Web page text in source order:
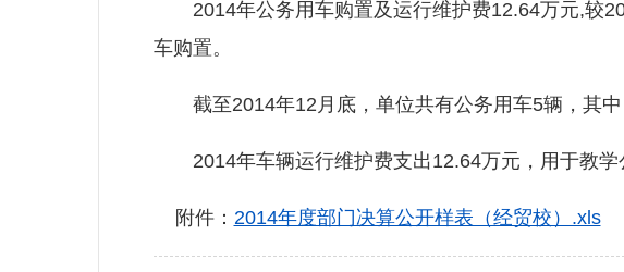
2014年公务用车购置及运行维护费12.64万元,较
车购置。
截至2014年12月底，单位共有公务用车5辆，其中
2014年车辆运行维护费支出12.64万元，用于教学
附件： 2014年度部门决算公开样表（经贸校）.xls